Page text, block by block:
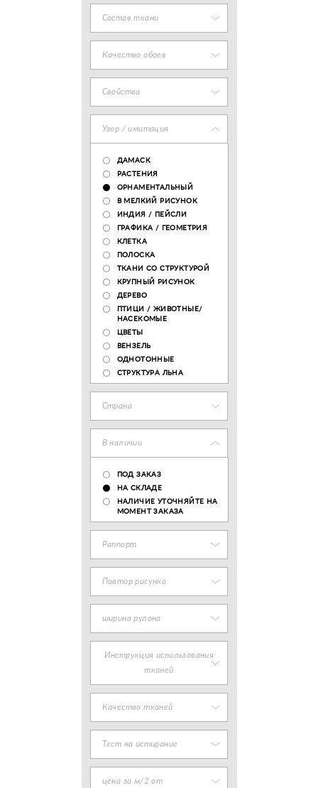
Состав ткани
Качество обоев
Свойства
Узор / имитация
ДАМАСК
РАСТЕНИЯ
ОРНАМЕНТАЛЬНЫЙ
В МЕЛКИЙ РИСУНОК
ИНДИЯ / ПЕЙСЛИ
ГРАФИКА / ГЕОМЕТРИЯ
КЛЕТКА
ПОЛОСКА
ТКАНИ СО СТРУКТУРОЙ
КРУПНЫЙ РИСУНОК
ДЕРЕВО
ПТИЦИ / ЖИВОТНЫЕ/
НАСЕКОМЫЕ
ЦВЕТЫ
ВЕНЗЕЛЬ
ОДНОТОННЫЕ
СТРУКТУРА ЛЬНА
Страна
В наличии
ПОД ЗАКАЗ
НА СКЛАДЕ
НАЛИЧИЕ УТОЧНЯЙТЕ НА
МОМЕНТ ЗАКАЗА
Раппорт
Повтор рисунка
ширина рулона
Инструкция использования
тканей
Качество тканей
Тест на истирание
цена за м/2 от